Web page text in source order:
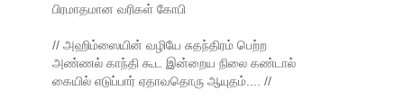
பிரமாதமான வரிகள் கோபி
// அஹிம்ஸையின் வழியே சுதந்திரம் பெற்ற
அண்ணல் காந்தி கூட இன்றைய நிலை கண்டால்
கையில் எடுப்பார் ஏதாவதொரு ஆயுதம்.... //